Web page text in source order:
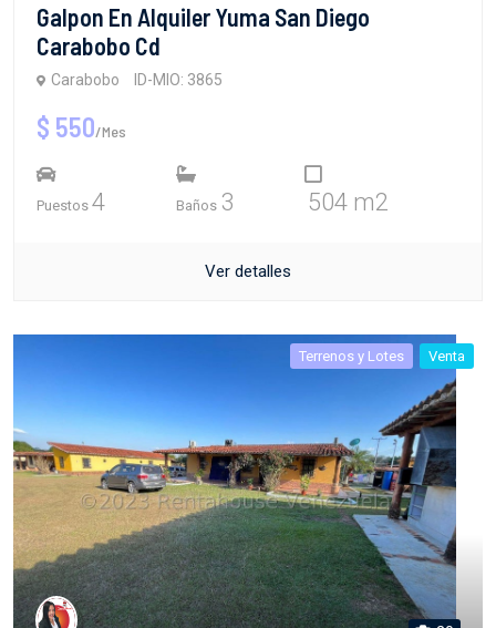
Galpon En Alquiler Yuma San Diego
Carabobo Cd
Carabobo ID-MIO: 3865
$ 550/Mes
Puestos 4 Baños 3 504 m2
Ver detalles
Terrenos y Lotes Venta